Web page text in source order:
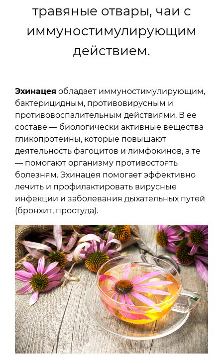
травяные отвары, чаи с
иммуностимулирующим
действием.
Эхинацея обладает иммуностимулирующим,
бактерицидным, противовирусным и
противовоспалительным действиями. В ее
составе — биологически активные вещества
гликопротеины, которые повышают
деятельность фагоцитов и лимфокинов, а те
— помогают организму противостоять
болезням. Эхинацея помогает эффективно
лечить и профилактировать вирусные
инфекции и заболевания дыхательных путей
(бронхит, простуда).